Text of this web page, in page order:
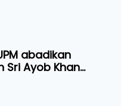
abadikan
Sri Ayob Khan
biografi